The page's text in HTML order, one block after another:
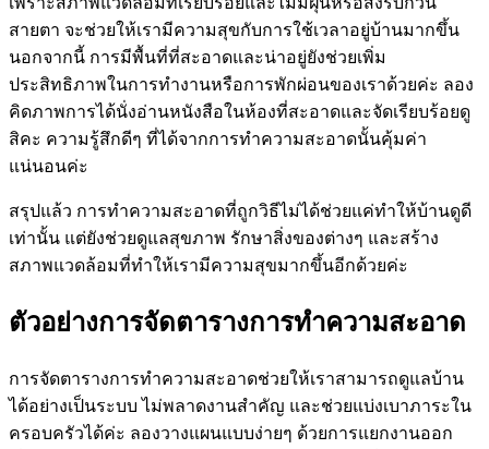
สายตา จะช่วยให้เรามีความสุขกับการใช้เวลาอยู่บ้านมากขึ้น
นอกจากนี้ การมีพื้นที่ที่สะอาดและน่าอยู่ยังช่วยเพิ่ม
ประสิทธิภาพในการทำงานหรือการพักผ่อนของเราด้วยค่ะ ลอง
คิดภาพการได้นั่งอ่านหนังสือในห้องที่สะอาดและจัดเรียบร้อยดู
สิคะ ความรู้สึกดีๆ ที่ได้จากการทำความสะอาดนั้นคุ้มค่า
แน่นอนค่ะ
สรุปแล้ว การทำความสะอาดที่ถูกวิธีไม่ได้ช่วยแค่ทำให้บ้านดูดี
เท่านั้น แต่ยังช่วยดูแลสุขภาพ รักษาสิ่งของต่างๆ และสร้าง
สภาพแวดล้อมที่ทำให้เรามีความสุขมากขึ้นอีกด้วยค่ะ
ตัวอย่างการจัดตารางการทำความสะอาด
การจัดตารางการทำความสะอาดช่วยให้เราสามารถดูแลบ้าน
ได้อย่างเป็นระบบ ไม่พลาดงานสำคัญ และช่วยแบ่งเบาภาระใน
ครอบครัวได้ค่ะ ลองวางแผนแบบง่ายๆ ด้วยการแยกงานออก